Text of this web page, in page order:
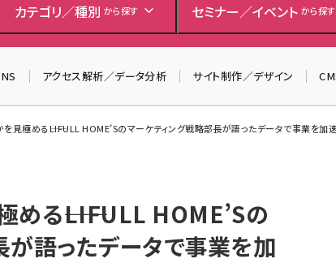
カテゴリ／種別 から探す セミナー／イベント から探す
アクセス解析／データ分析 サイト制作／デザイン
見極める――LIFULL HOME’Sのマーケティング戦略部長が語ったデータで事業を加
る――LIFULL HOME’Sの
が語ったデータで事業を加
▼アンケートページはこちらから▼